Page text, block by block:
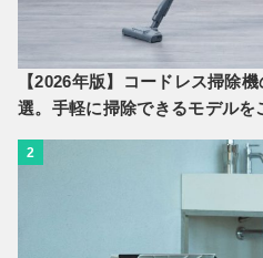
【2026年版】コードレス掃除
選。手軽に掃除できるモデルを
2